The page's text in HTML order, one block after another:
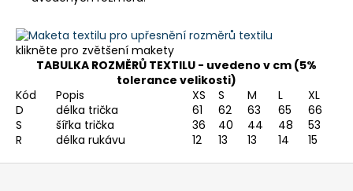
klikněte pro zvětšení makety
TABULKA ROZMĚRŮ TEXTILU - uvedeno v cm (5%
tolerance velikosti)
Kód
Popis XS S M L
XL
D
délka trička 61 62 63 65
66
S
šířka trička 36 40 44 48
53
R
délka rukávu 12 13 13 14 15